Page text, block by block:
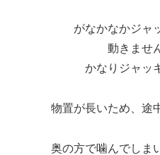
がなかなかジャ
動きませ
かなりジャッ
物置が長いため、途
奥の方で噛んでしま